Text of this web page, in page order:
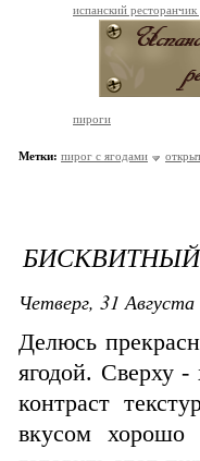
испанский
пироги
Метки: пирог с ягодами
Четверг, 31
Делюсь
ягодой. Сверху
контраст
вкусом хорошо